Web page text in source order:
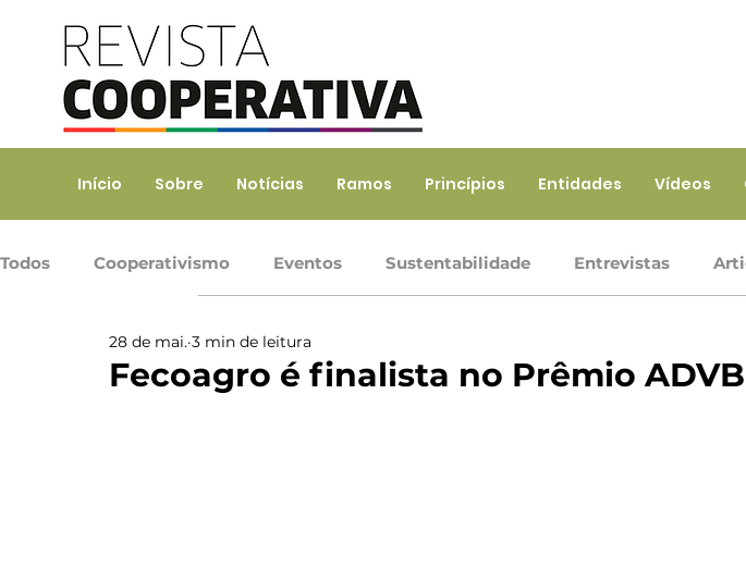
Início Sobre Notícias Ramos Princípios Entidades Vídeos
Todos Cooperativismo Eventos Sustentabilidade Entrevistas
Ramo Agropecuário Ramo Consumo
Fecoagro é finalista no Prêmio
28 de mai. 3 min de leitura